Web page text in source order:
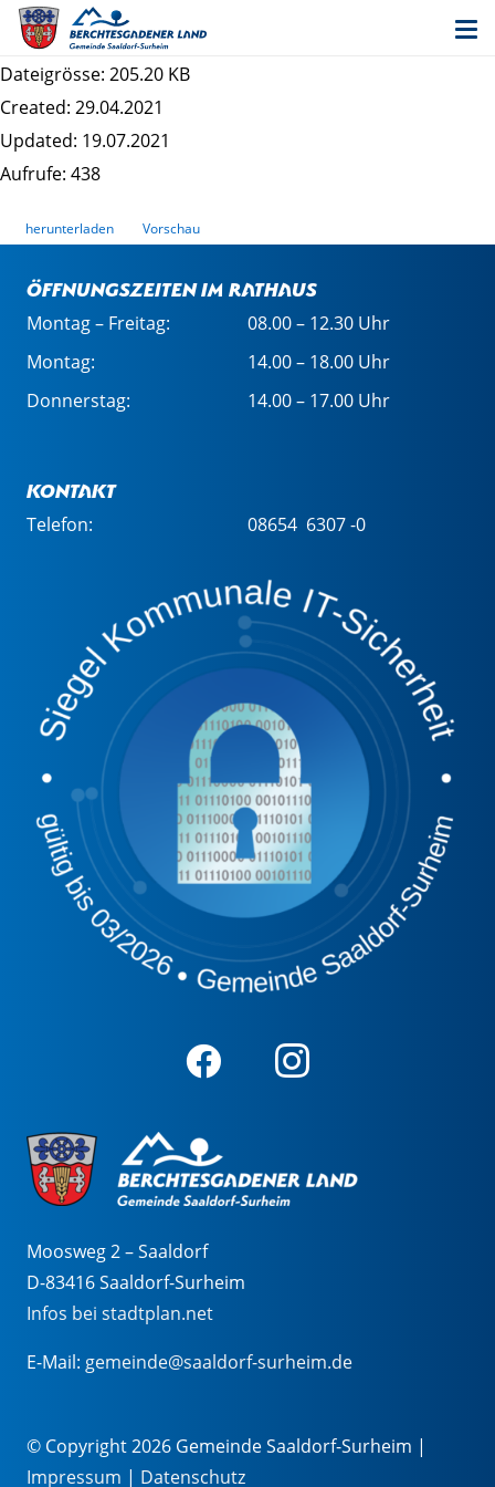
Datenschutzrechtliche Informationspflichten im
Bauleitplanverfahren - Gausburg
Dateigrösse: 205.20 KB
Created: 29.04.2021
Updated: 19.07.2021
Aufrufe: 438
herunterladen Vorschau
Öffnungszeiten im Rathaus
Montag – Freitag:
08.00 – 12.30 Uhr
Montag:
14.00 – 18.00 Uhr
Donnerstag:
14.00 – 17.00 Uhr
Kontakt
Telefon: 08654 6307 -0
Moosweg 2 – Saaldorf
D-83416 Saaldorf-Surheim
Infos bei stadtplan.net
E-Mail: gemeinde@saaldorf-surheim.de
© Copyright 2026 Gemeinde Saaldorf-Surheim |
Impressum | Datenschutz